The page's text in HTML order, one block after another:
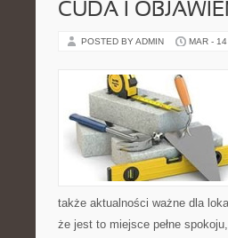
CUDA I
POSTED BY ADMIN MAR -
także aktualności ważne dla
że jest to miejsce pełne